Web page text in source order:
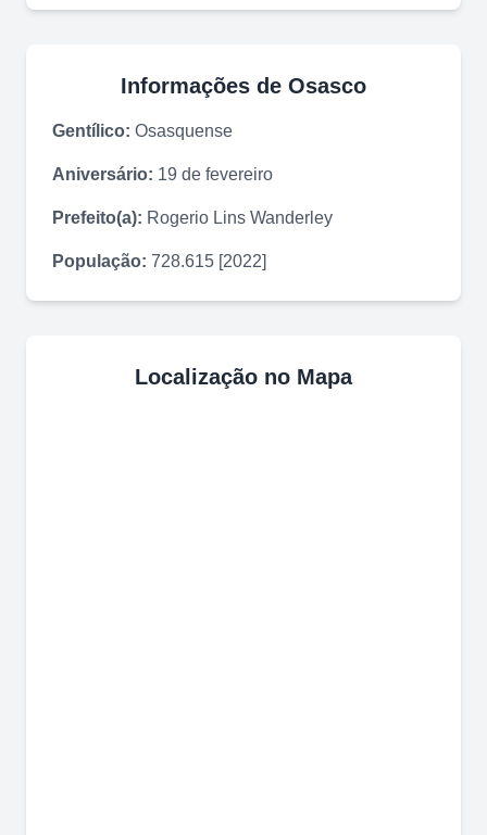
Informações de Osasco
Gentílico: Osasquense
Aniversário: 19 de fevereiro
Prefeito(a): Rogerio Lins Wanderley
População: 728.615 [2022]
Localização no Mapa